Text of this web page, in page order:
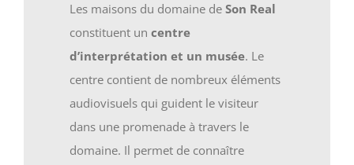
Les maisons du domaine deSon Real
constituent uncentre
d’interprétation et un musée. Le
centre contient de nombreux éléments
audiovisuels qui guident le visiteur
dans une promenade à travers le
domaine. Il permet de connaître